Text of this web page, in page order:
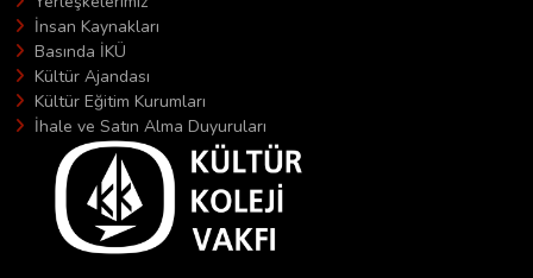
İnsan Kaynakları
Basında İKÜ
Kültür Ajandası
Kültür Eğitim Kurumları
İhale ve Satın Alma Duyuruları